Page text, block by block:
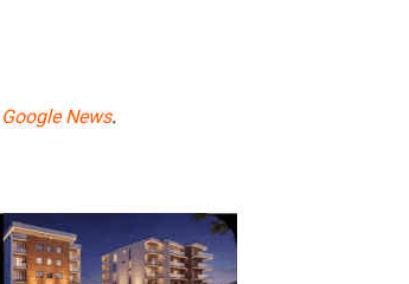
Google News.